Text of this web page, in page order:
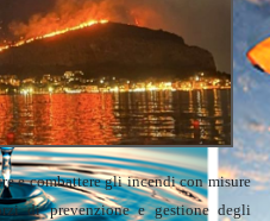
e combattere gli incendi con misure
di prevenzione e gestione degli